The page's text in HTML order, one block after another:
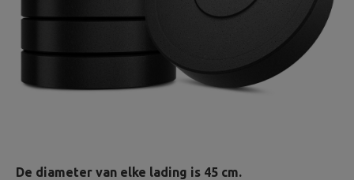
De diameter van elke lading is 45 cm.